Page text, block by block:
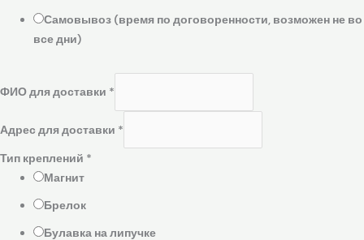
Самовывоз (время по договоренности, возможен не во
все дни)
ФИО для доставки *
Адрес для доставки *
Тип креплений *
Магнит
Брелок
Булавка на липучке